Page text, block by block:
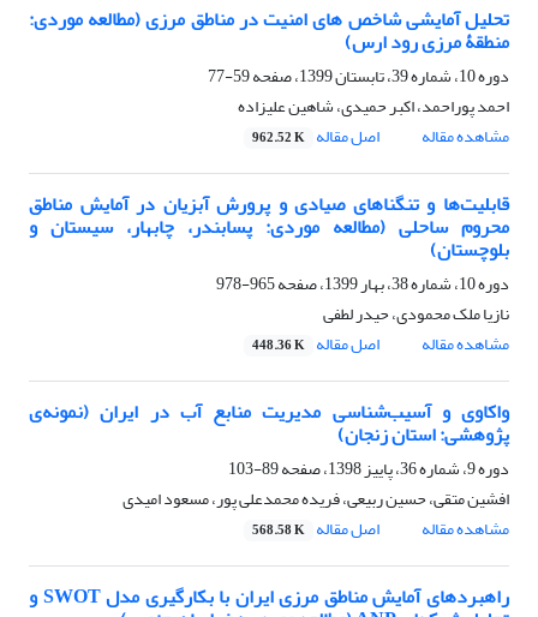
تحلیل آمایشی شاخص های امنیت در مناطق مرزی (مطالعه موردی:
منطقۀ مرزی رود ارس)
دوره 10، شماره 39، تابستان 1399، صفحه
59-77
احمد پوراحمد، اکبر حمیدی، شاهین علیزاده
مشاهده مقاله
اصل مقاله 962.52 K
قابلیت‌ها و تنگناهای صیادی و پرورش آبزیان در آمایش مناطق
محروم ساحلی (مطالعه موردی: پسابندر، چابهار، سیستان و
بلوچستان‌)
دوره 10، شماره 38، بهار 1399، صفحه
965-978
نازیا ملک محمودی، حیدر لطفی
مشاهده مقاله
اصل مقاله 448.36 K
واکاوی و آسیب‌شناسی مدیریت منابع آب در ایران (نمونه‌ی
پژوهشی: استان زنجان)
دوره 9، شماره 36، پاییز 1398، صفحه
89-103
افشین متقی، حسین ربیعی، فریده محمدعلی پور، مسعود امیدی
مشاهده مقاله
اصل مقاله 568.58 K
راهبردهای آمایش مناطق مرزی ایران با بکارگیری مدل SWOT و